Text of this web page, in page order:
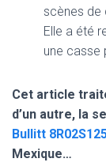
scènes de
Elle a été
une casse
Cet article
d’un autre, la
Bullitt
Mexique…